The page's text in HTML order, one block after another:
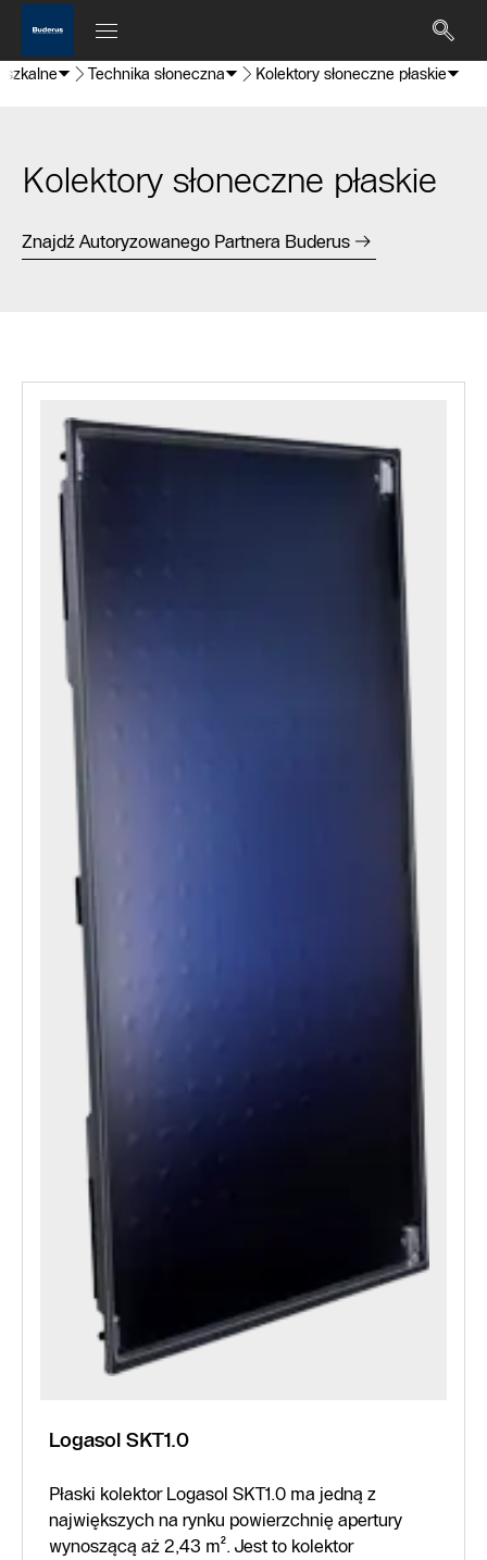
Technika słoneczna Kolektory słoneczne płaskie
Kolektory słoneczne płaskie
Znajdź Autoryzowanego Partnera Buderus
Logasol SKT1.0
Płaski kolektor Logasol SKT1.0 ma jedną z
największych na rynku powierzchnię apertury
wynoszącą aż 2,43 m². Jest to kolektor